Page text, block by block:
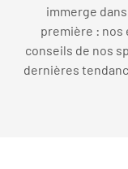
immerge
première : nos
conseils de nos
dernières